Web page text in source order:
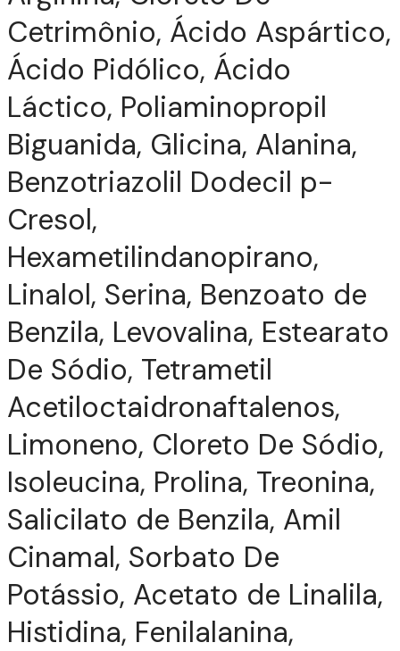
Cetrimônio, Ácido Aspártico,
Ácido Pidólico, Ácido
Láctico, Poliaminopropil
Biguanida, Glicina, Alanina,
Benzotriazolil Dodecil p-
Cresol,
Hexametilindanopirano,
Linalol, Serina, Benzoato de
Benzila, Levovalina, Estearato
De Sódio, Tetrametil
Acetiloctaidronaftalenos,
Limoneno, Cloreto De Sódio,
Isoleucina, Prolina, Treonina,
Salicilato de Benzila, Amil
Cinamal, Sorbato De
Potássio, Acetato de Linalila,
Histidina, Fenilalanina,